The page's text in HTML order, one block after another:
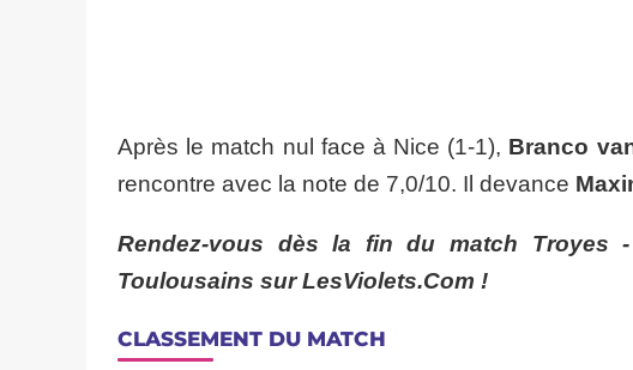
Après le match nul face à Nice (1-1), Branco
rencontre avec la note de 7,0/10. Il devance
Rendez-vous dès la fin du match Troyes
Toulousains sur LesViolets.Com !
CLASSEMENT DU MATCH